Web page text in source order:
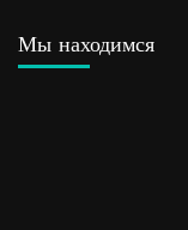
Мы находимся